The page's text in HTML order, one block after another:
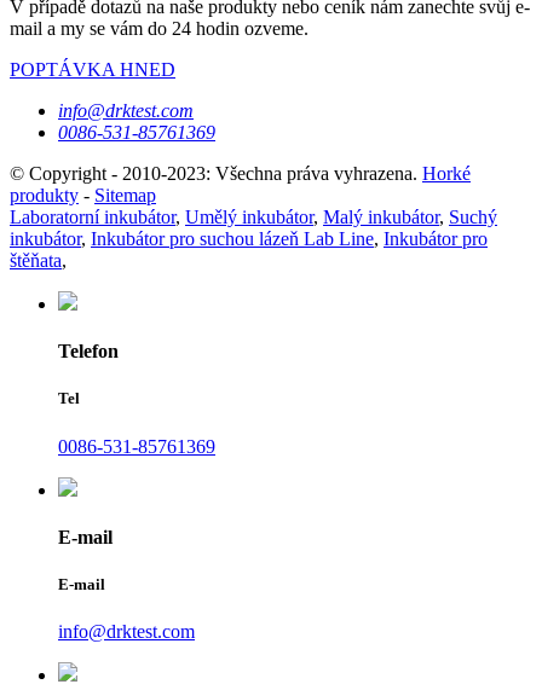
V případě dotazů na naše produkty nebo ceník nám zanechte svůj e-
mail a my se vám do 24 hodin ozveme.
POPTÁVKA HNED
info@drktest.com
0086-531-85761369
© Copyright - 2010-2023: Všechna práva vyhrazena. Horké
produkty - Sitemap
Laboratorní inkubátor, Umělý inkubátor, Malý inkubátor, Suchý
inkubátor, Inkubátor pro suchou lázeň Lab Line, Inkubátor pro
štěňata,
Telefon
Tel
0086-531-85761369
E-mail
E-mail
info@drktest.com